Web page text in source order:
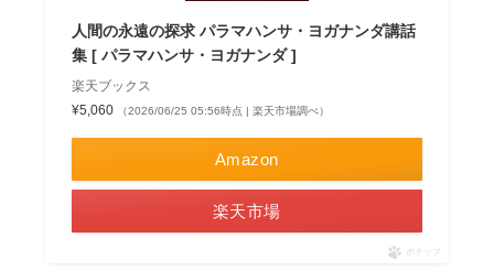
人間の永遠の探求 パラマハンサ・ヨガナンダ講話
集 [ パラマハンサ・ヨガナンダ ]
楽天ブックス
¥5,060
（2026/06/25 05:56時点 | 楽天市場調べ）
Amazon
楽天市場
ポチップ